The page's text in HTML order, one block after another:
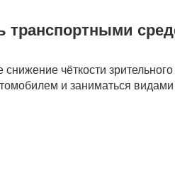
транспортными
чёткости
и заниматься видами